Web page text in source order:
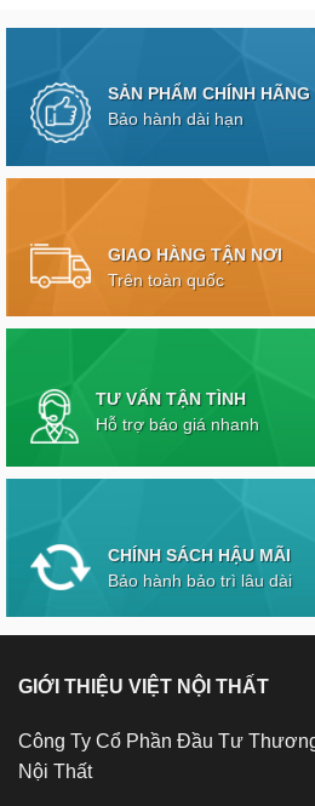
SẢN PHẨM CHÍNH HÃNG
Bảo hành dài hạn
GIAO HÀNG TẬN NƠI
Trên toàn quốc
TƯ VẤN TẬN TÌNH
Hỗ trợ báo giá nhanh
CHÍNH SÁCH HẬU MÃI
Bảo hành bảo trì lâu dài
GIỚI THIỆU VIỆT NỘI THẤT
Công Ty Cổ Phần Đầu Tư
Nội Thất